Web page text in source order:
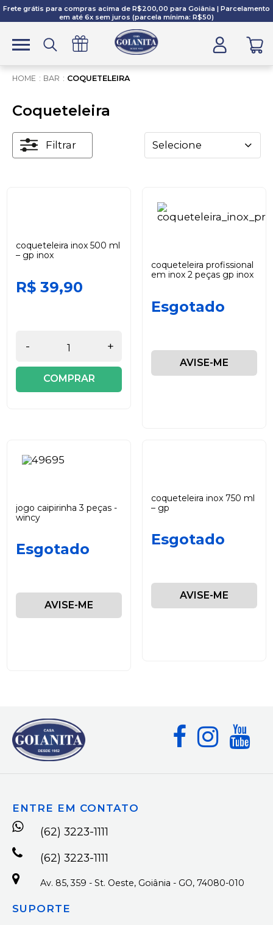
Frete grátis para compras acima de R$200,00 para Goiânia | Parcelamento
em até 6x sem juros (parcela mínima: R$50)
BAR COQUETELEIRA
Coqueteleira
Filtrar Selecione
coqueteleira inox 500 ml
– gp inox
R$ 39,90
- +
COMPRAR
coqueteleira profissional
em inox 2 peças gp inox
Esgotado
AVISE-ME
jogo caipirinha 3 peças -
wincy
Esgotado
AVISE-ME
coqueteleira inox 750 ml
– gp
Esgotado
AVISE-ME
ENTRE EM CONTATO
(62) 3223-1111
(62) 3223-1111
Av. 85, 359 - St. Oeste, Goiânia - GO, 74080-010
SUPORTE